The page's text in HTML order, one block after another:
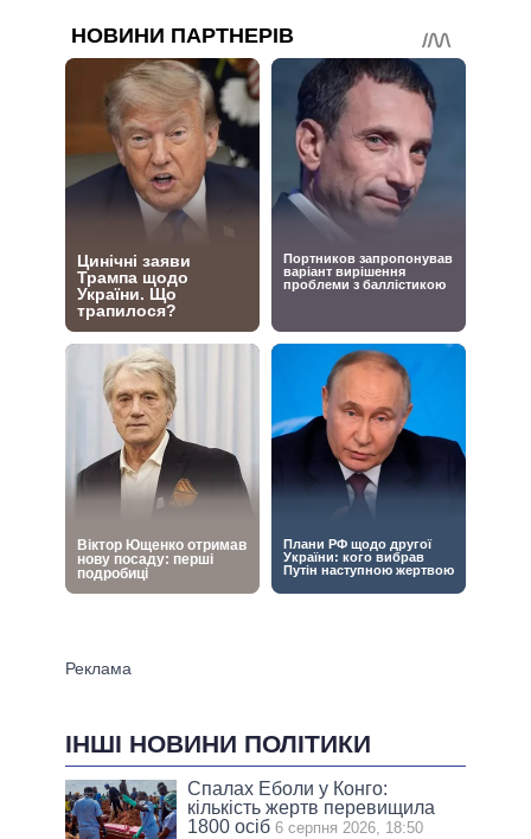
ІНШІ НОВИНИ ПОЛІТИКИ
Спалах Еболи у Конго:
кількість жертв перевищила
1800 осіб 6 серпня 2026, 18:50